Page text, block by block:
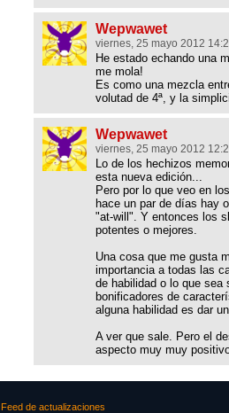
Wepwawet
viernes, 25 mayo 2012
He estado echando una
me mola!
Es como una mezcla
volutad de 4ª, y la
Wepwawet
viernes, 25 mayo 2012
Lo de los hechizos
esta nueva edición...
Pero por lo que veo en
hace un par de días hay
"at-will". Y entonces los
potentes o mejores.
Una cosa que me gusta
importancia a todas las
de habilidad o lo que sea
bonificadores de
alguna habilidad es dar
A ver que sale. Pero el
aspecto muy muy
Feed de actualizaciones